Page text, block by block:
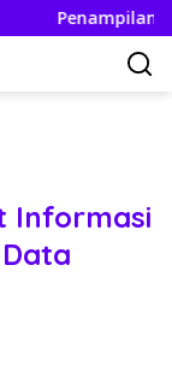
Penampilan dan
Informasi